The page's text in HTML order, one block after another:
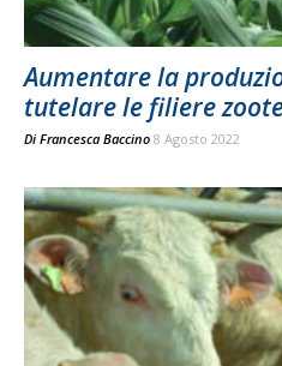
Aumentare la
tutelare le filiere
Di Francesca Baccino 8 Agosto 2022